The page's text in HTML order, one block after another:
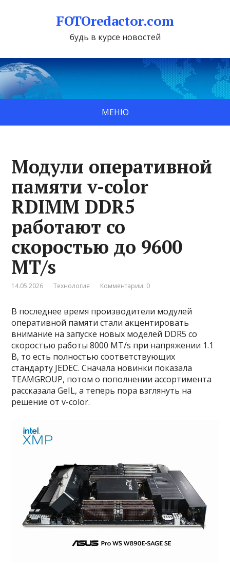
FOTOredactor.com
будь в курсе новостей
МЕНЮ
Модули оперативной
памяти v-color
RDIMM DDR5
работают со
скоростью до 9600
MT/s
14.05.2026 Технология Комментарии: 0
В последнее время производители модулей
оперативной памяти стали акцентировать
внимание на запуске новых моделей DDR5 со
скоростью работы 8000 MT/s при напряжении 1.1
В, то есть полностью соответствующих
стандарту JEDEC. Сначала новинки показала
TEAMGROUP, потом о пополнении ассортимента
рассказала GeIL, а теперь пора взглянуть на
решение от v-color.